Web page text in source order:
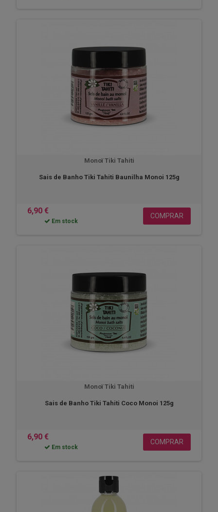
Monoï Tiki Tahiti
Sais de Banho Tiki Tahiti Baunilha Monoi 125g
6,90 €
Em stock
COMPRAR
Monoï Tiki Tahiti
Sais de Banho Tiki Tahiti Coco Monoi 125g
6,90 €
Em stock
COMPRAR